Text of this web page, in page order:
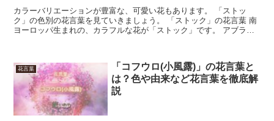
カラーバリエーションが豊富な、可愛い花もあります。 「ストッ
ク」の色別の花言葉を見ていきましょう。 「ストック」の花言葉 南
ヨーロッパ生まれの、カラフルな花が「ストック」です。 アブラナ
花言葉
「コフウロ(小風露)」の花言葉と
は？色や由来など花言葉を徹底解
説